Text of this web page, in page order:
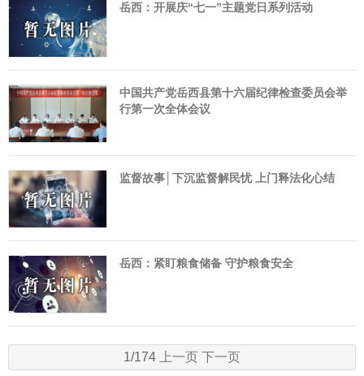
岳西：开展庆“七一”主题党日系列活动
中国共产党岳西县第十六届纪律检查委员会举
行第一次全体会议
监督故事│下沉监督解民忧 上门释法化心结
岳西：紧盯粮食储备 守护粮食安全
1/174 上一页 下一页